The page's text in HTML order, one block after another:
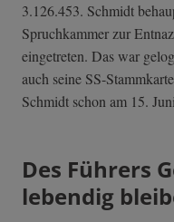
3.126.453. Schmidt
Spruchkammer zur
eingetreten. Das war
auch seine SS-
Schmidt schon am 15.
Des Führers
lebendig